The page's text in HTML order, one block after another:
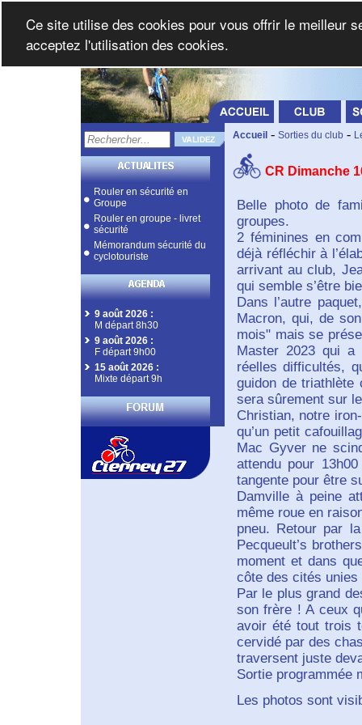
Rouler en sécurité en
Groupe
Rouler en groupe - livret
sécurité
Mémorandum sécurité du
cyclotouriste
9 août 2026 :
M départ 8h30
9 août 2026 :
F départ 9h00
15 août 2026 :
Mixte départ 9h
Accueil - Sorties du club -
CR Dimanche
Belle photo de
groupes.
2 féminines en
déjà réfléchir à
arrivant au club,
qui semble s’être
Dans l’autre
Macron, qui, de
mois" mais se
Master 2023 qui
réelles difficultés,
guidon de triathlète
sera sûrement sur
Christian, notre
qu’un petit
Mac Gyver ne
attendu pour
tangente pour être
Damville à peine
même roue en
pneu. Retour par
Pecqueult’s
moment et dans
côte des cités unies
Par le plus grand
son frère ! A ceux
avoir été tout trois
cervidé par des
traversent juste
Sortie programmée
Les photos sont
Ce site utilise des cookies pour vous offrir le meilleur
acceptez l'utilisation des cookies.